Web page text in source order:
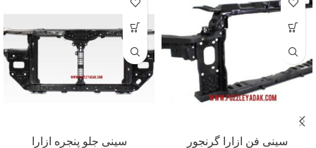
سینی فن ازارا گرنجور سینی جلو پنجره ازارا